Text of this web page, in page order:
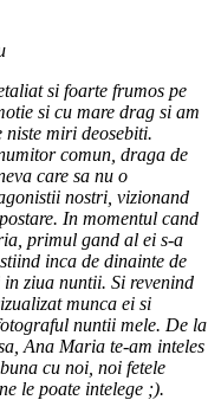
si foarte frumos pe
si cu mare drag si am
niste miri deosebiti.
comun, draga de
care sa nu o
nostri, vizionand
In momentul cand
primul gand al ei s-a
inca de dinainte de
ziua nuntii. Si revenind
munca ei si
nuntii mele. De la
Ana Maria te-am inteles
cu noi, noi fetele
le poate intelege ;).